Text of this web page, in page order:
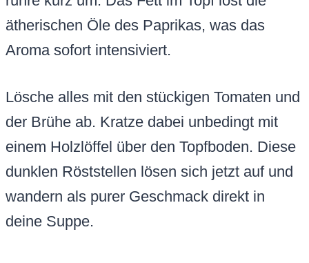
ätherischen Öle des Paprikas, was das
Aroma sofort intensiviert.
Lösche alles mit den stückigen Tomaten und
der Brühe ab. Kratze dabei unbedingt mit
einem Holzlöffel über den Topfboden. Diese
dunklen Röststellen lösen sich jetzt auf und
wandern als purer Geschmack direkt in
deine Suppe.